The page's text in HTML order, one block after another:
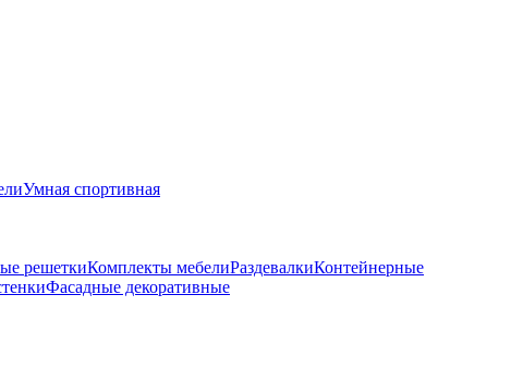
Умная спортивная
решеткиКомплекты мебелиРаздевалкиКонтейнерные
Фасадные декоративные